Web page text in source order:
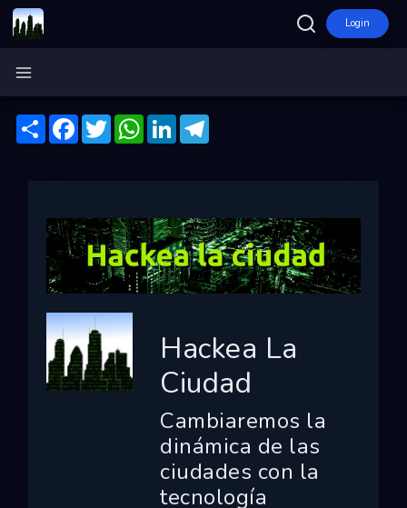
Login
Ecosistema
Entidades
Ganadores
Dashboard
Mapa
CompartirFacebook
TwitterWhatsApp
LinkedIn
Hackea La
Ciudad
Cambiaremos la
dinámica de las
ciudades con la
tecnología